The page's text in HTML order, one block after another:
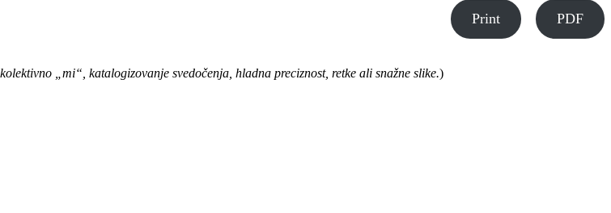
Print PDF
„mi“, katalogizovanje svedočenja, hladna preciznost, retke ali snažne slike.)